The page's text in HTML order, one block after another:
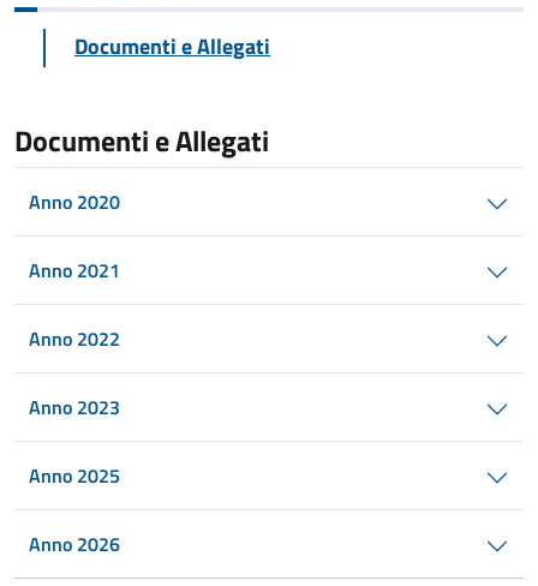
Documenti e Allegati
Documenti e Allegati
Anno 2020
Anno 2021
Anno 2022
Anno 2023
Anno 2025
Anno 2026